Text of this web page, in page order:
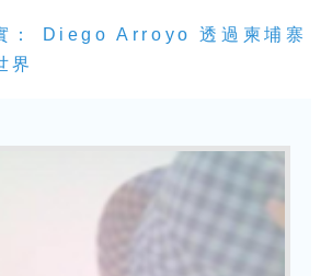
： Diego Arroyo 透過柬埔寨
界